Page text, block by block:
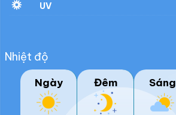
UV
Nhiệt độ
Ngày Đêm Sáng